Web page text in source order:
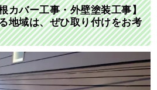
カバー工事・外壁塗装工事】
地域は、ぜひ取り付けをお考